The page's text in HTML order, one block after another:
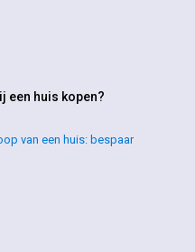
een huis kopen?